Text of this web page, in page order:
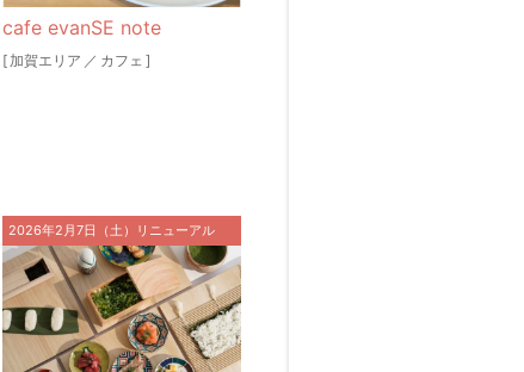
cafe evanSE note
[ 加賀エリア ／ カフェ ]
2026年2月7日（土）リニューアル